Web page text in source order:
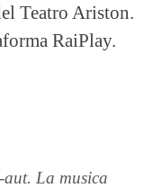
Teatro Ariston.
RaiPlay.
La musica